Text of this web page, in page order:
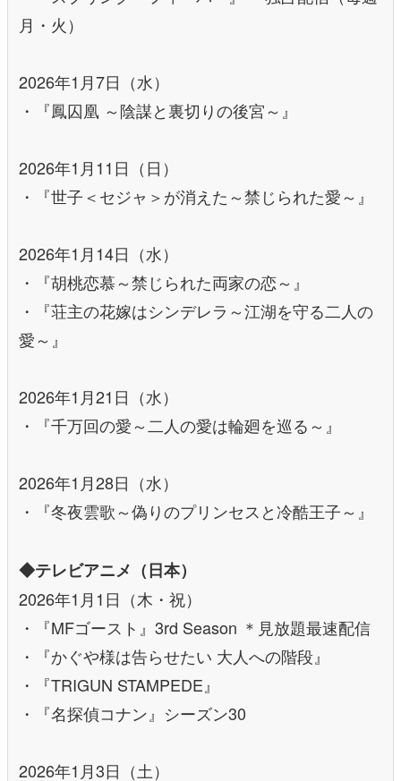
月・火）
2026年1月7日（水）
・『鳳囚凰 ～陰謀と裏切りの後宮～』
2026年1月11日（日）
・『世子＜セジャ＞が消えた～禁じられた愛～』
2026年1月14日（水）
・『胡桃恋慕～禁じられた両家の恋～』
・『荘主の花嫁はシンデレラ～江湖を守る二人の
愛～』
2026年1月21日（水）
・『千万回の愛～二人の愛は輪廻を巡る～』
2026年1月28日（水）
・『冬夜雲歌～偽りのプリンセスと冷酷王子～』
◆テレビアニメ（日本）
2026年1月1日（木・祝）
・『MFゴースト』3rd Season ＊見放題最速配信
・『かぐや様は告らせたい 大人への階段』
・『TRIGUN STAMPEDE』
・『名探偵コナン』シーズン30
2026年1月3日（土）